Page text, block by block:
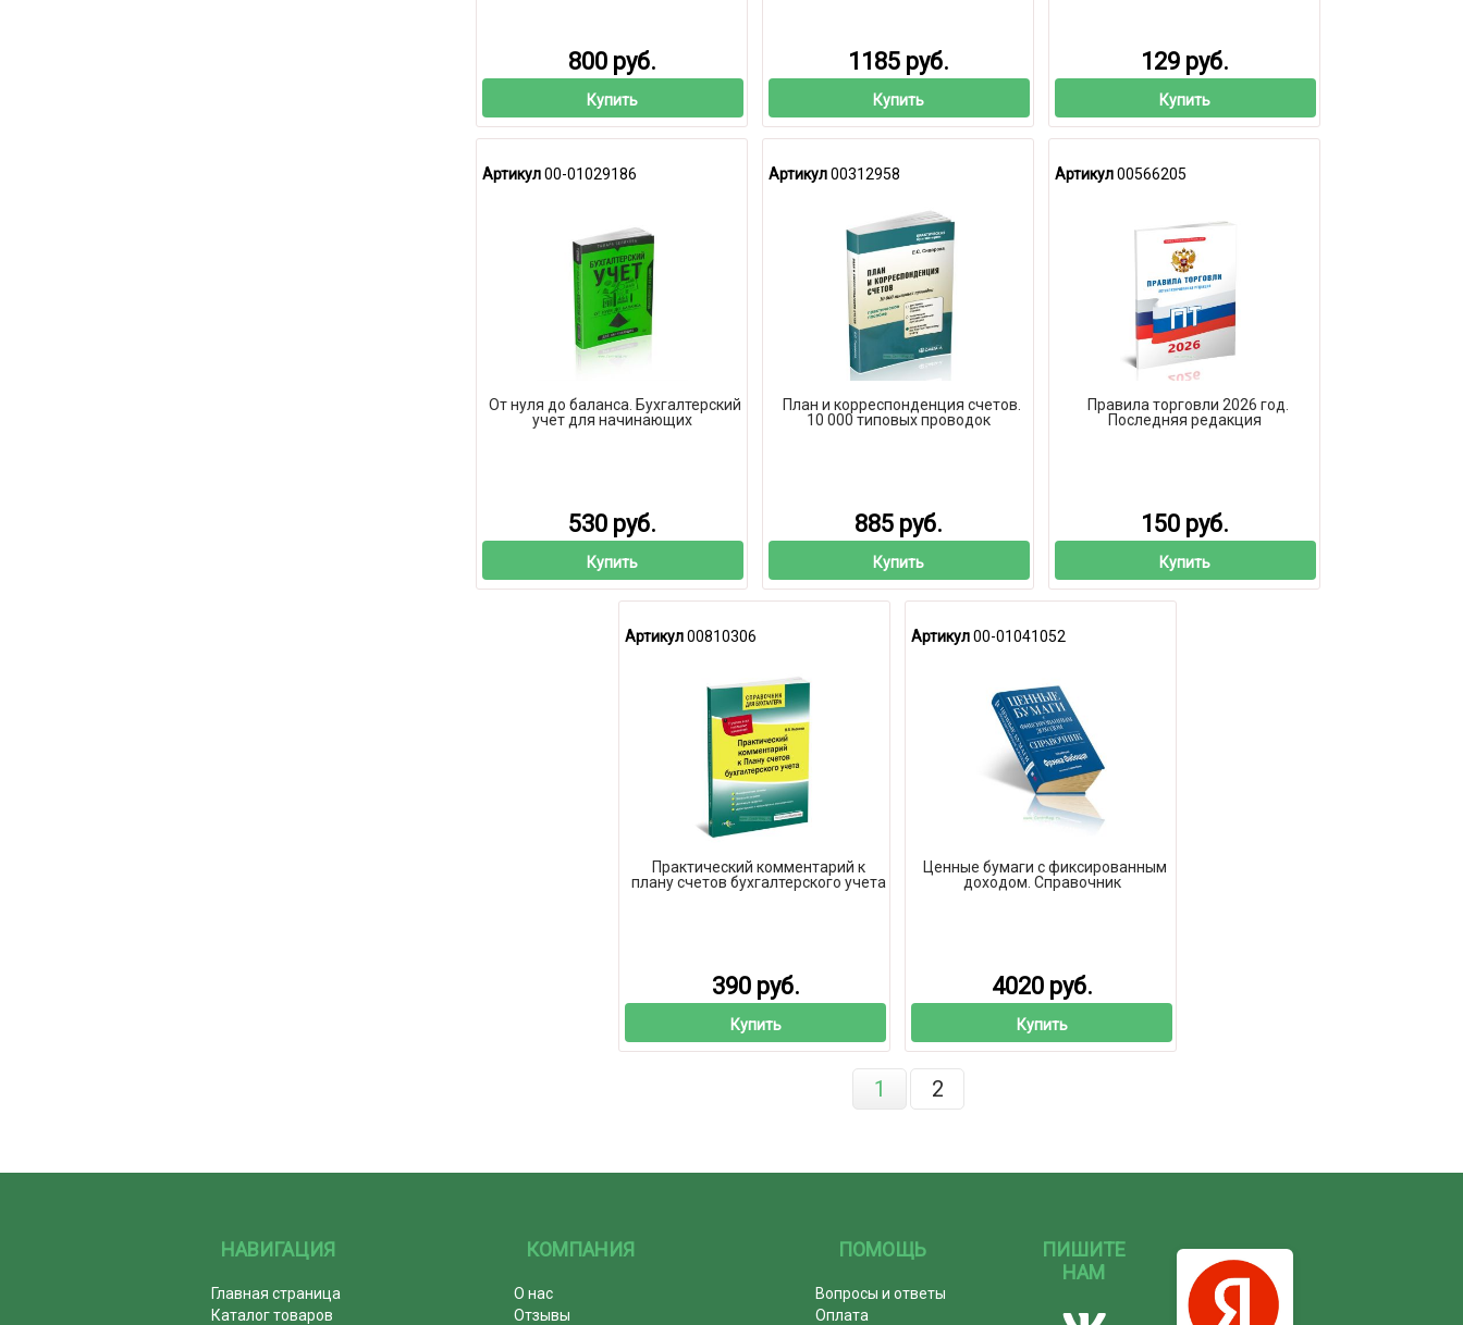
800 руб.
Купить
1185 руб.
Купить
129 руб.
Купить
Артикул00-01029186
От нуля до баланса. Бухгалтерский
учет для начинающих
530 руб.
Купить
Артикул00312958
План и корреспонденция счетов.
10 000 типовых проводок
885 руб.
Купить
Артикул00566205
Правила торговли 2026 год.
Последняя редакция
150 руб.
Купить
Артикул00810306
Практический комментарий к
плану счетов бухгалтерского учета
390 руб.
Купить
Артикул00-01041052
Ценные бумаги с фиксированным
доходом. Справочник
4020 руб.
Купить
1 2
НАВИГАЦИЯ
Главная страница
Каталог товаров
КОМПАНИЯ
О нас
Отзывы
ПОМОЩЬ
Вопросы и ответы
Оплата
ПИШИТЕ
НАМ